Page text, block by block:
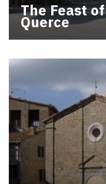
The Feast
Querce